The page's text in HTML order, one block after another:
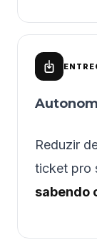
Reduzir
ticket pro
sabendo